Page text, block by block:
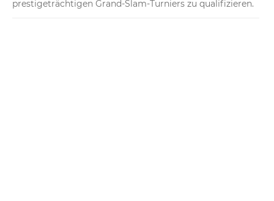
prestigeträchtigen Grand-Slam-Turniers zu qualifizieren.